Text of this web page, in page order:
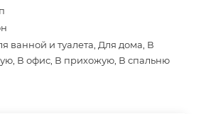
ванной и туалета, Для дома, В
В офис, В прихожую, В спальню